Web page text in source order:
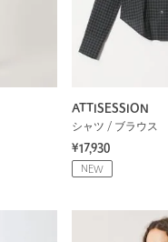
ATTISESSION
シャツ / ブラウス
¥17,930
NEW